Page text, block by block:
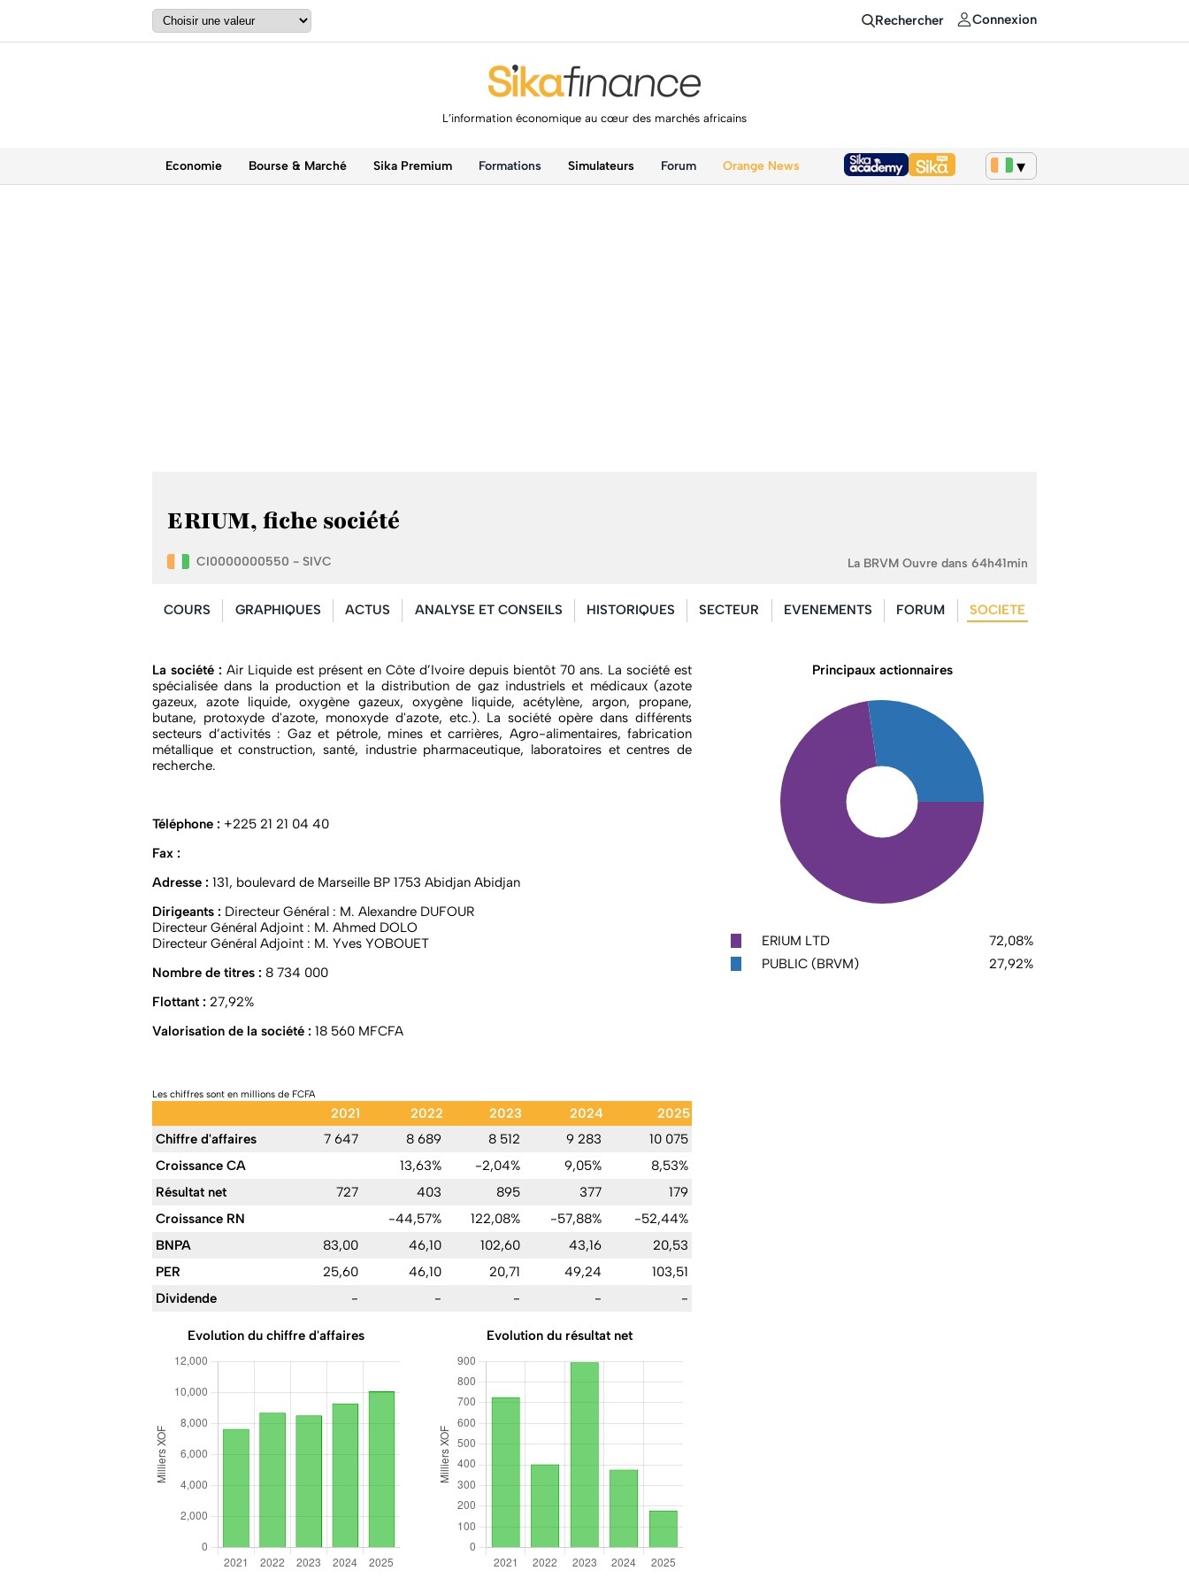
Rechercher Connexion
L’information économique au cœur des marchés africains
Economie Bourse & Marché Sika Premium Formations Simulateurs Forum Orange News
ERIUM, fiche société
CI0000000550 - SIVC La BRVM Ouvre dans 64h41min
COURS GRAPHIQUES ACTUS ANALYSE ET CONSEILS HISTORIQUES SECTEUR EVENEMENTS FORUM SOCIETE
La société : Air Liquide est présent en Côte d’Ivoire depuis bientôt 70 ans. La société est
spécialisée dans la production et la distribution de gaz industriels et médicaux (azote
gazeux, azote liquide, oxygène gazeux, oxygène liquide, acétylène, argon, propane,
butane, protoxyde d'azote, monoxyde d'azote, etc.). La société opère dans différents
secteurs d’activités : Gaz et pétrole, mines et carrières, Agro-alimentaires, fabrication
métallique et construction, santé, industrie pharmaceutique, laboratoires et centres de
recherche.
Téléphone : +225 21 21 04 40
Fax :
Adresse : 131, boulevard de Marseille BP 1753 Abidjan Abidjan
Dirigeants : Directeur Général : M. Alexandre DUFOUR
Directeur Général Adjoint : M. Ahmed DOLO
Directeur Général Adjoint : M. Yves YOBOUET
Nombre de titres : 8 734 000
Flottant : 27,92%
Valorisation de la société : 18 560 MFCFA
Principaux actionnaires
ERIUM LTD
72,08%
PUBLIC (BRVM)
27,92%
Les chiffres sont en millions de FCFA
2021 2022 2023 2024
2025
Chiffre d'affaires
7 647 8 689 8 512 9 283
10 075
Croissance CA
13,63% -2,04% 9,05%
8,53%
Résultat net
727 403 895 377
179
Croissance RN
-44,57% 122,08% -57,88%
-52,44%
BNPA
83,00 46,10 102,60 43,16
20,53
PER
25,60 46,10 20,71 49,24
103,51
Dividende
- - - - -
Evolution du chiffre d'affaires Evolution du résultat net